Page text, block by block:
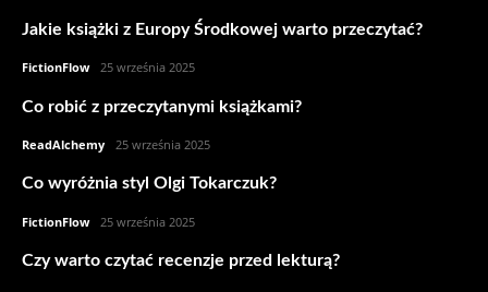
Jakie książki z Europy Środkowej warto przeczytać?
FictionFlow 25 września 2025
Co robić z przeczytanymi książkami?
ReadAlchemy 25 września 2025
Co wyróżnia styl Olgi Tokarczuk?
FictionFlow 25 września 2025
Czy warto czytać recenzje przed lekturą?